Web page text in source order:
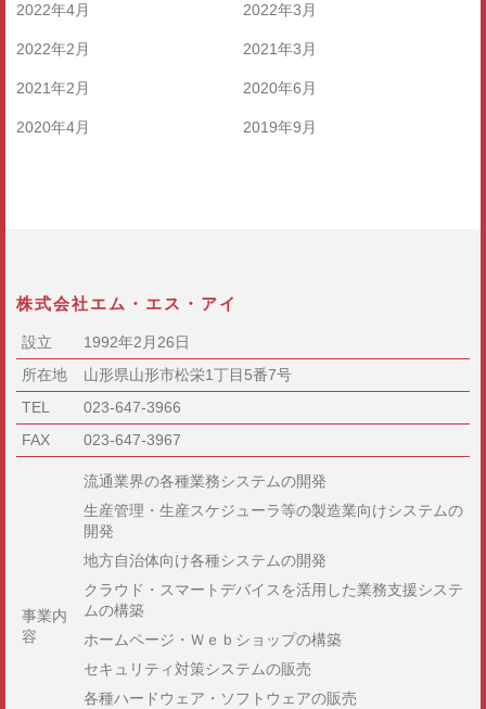
2022年4月 2022年3月
2022年2月 2021年3月
2021年2月 2020年6月
2020年4月 2019年9月
株式会社エム・エス・アイ
設立
1992年2月26日
所在地
山形県山形市松栄1丁目5番7号
TEL
023-647-3966
FAX
023-647-3967
事業内
容
流通業界の各種業務システムの開発
生産管理・生産スケジューラ等の製造業向けシステムの
開発
地方自治体向け各種システムの開発
クラウド・スマートデバイスを活用した業務支援システ
ムの構築
ホームページ・Ｗｅｂショップの構築
セキュリティ対策システムの販売
各種ハードウェア・ソフトウェアの販売